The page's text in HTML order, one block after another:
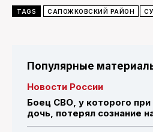
TAGS САПОЖКОВСКИЙ РАЙОН
Популярные
Новости России
Боец СВО, у которого при
дочь, потерял сознание